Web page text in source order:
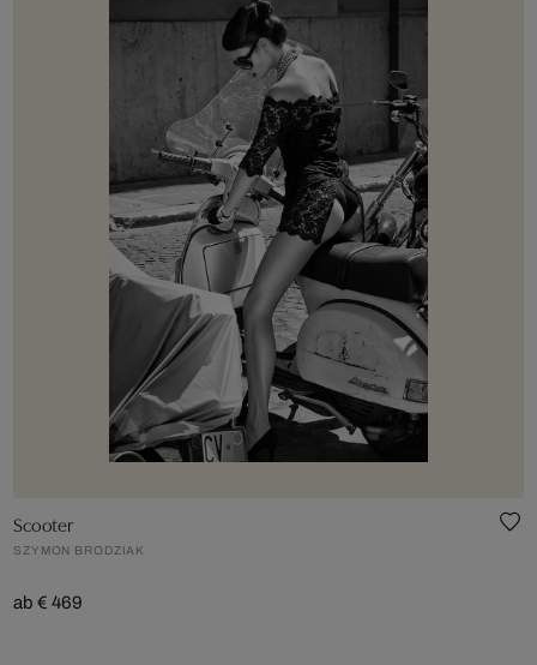
Scooter
SZYMON BRODZIAK
ab € 469